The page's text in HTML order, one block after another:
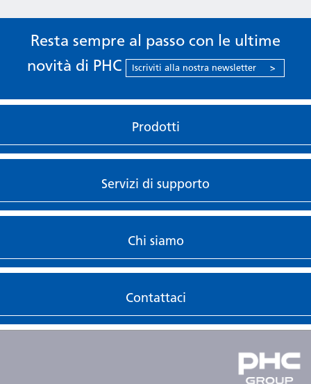
Resta sempre al passo con le ultime
novità di PHC
Iscriviti alla nostra newsletter >
Prodotti
Servizi di supporto
Chi siamo
Contattaci